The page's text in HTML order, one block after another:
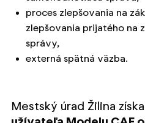
proces zlepšovania na
zlepšovania prijatého na
správy,
externá spätná väzba.
Mestský úrad Žilina získal